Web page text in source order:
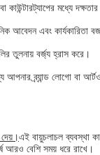
মধ্যে
আবেদন এবং কার্যকারিতা
তুলনায় বর্জ্য হ্রাস করে।
আপনার ব্র্যান্ড লোগো বা
এই বায়ুচলাচল ব্যবস্থা
আরও বেশি সময় ধরে রাখে।